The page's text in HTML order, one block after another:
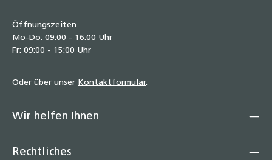
Öffnungszeiten
Mo-Do: 09:00 - 16:00 Uhr
Fr: 09:00 - 15:00 Uhr
Oder über unser Kontaktformular.
Wir helfen Ihnen
Rechtliches